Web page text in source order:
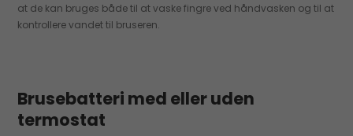
at de kan bruges både til at vaske fingre ved håndvasken og til at
kontrollere vandet til bruseren.
Brusebatteri med eller uden
termostat